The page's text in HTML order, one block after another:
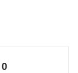
0